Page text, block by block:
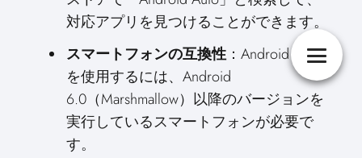
対応アプリを見つけることができます。
スマートフォンの互換性：Android Auto
を使用するには、Android
6.0（Marshmallow）以降のバージョンを
実行しているスマートフォンが必要で
す。